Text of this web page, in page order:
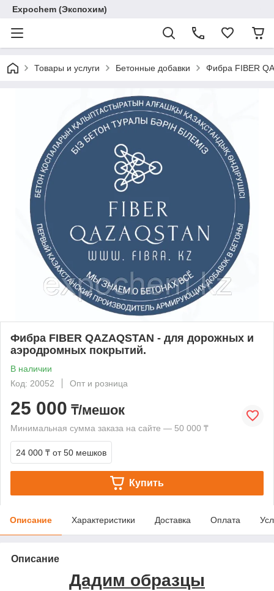
Expochem (Экспохим)
Товары и услуги Бетонные добавки Фибра FIBER
Фибра FIBER QAZAQSTAN - для дорожных и
аэродромных покрытий.
В наличии
Код: 20052
Опт и розница
25 000 ₸/мешок
Минимальная сумма заказа на сайте — 50 000 ₸
24 000 ₸ от 50 мешков
Купить
Описание Характеристики Доставка Оплата
Описание
Дадим образцы